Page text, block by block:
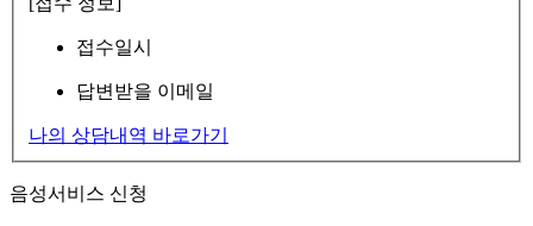
접수일시
답변받을 이메일
나의 상담내역 바로가기
음성서비스 신청